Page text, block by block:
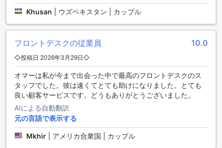
ます。さらに、共用キッチンも完備されているため、長期滞
在のゲストは自分の好みに合わせた料理を作ることも可能で
す。
ザ・ホテル・ベヤズサライ・オールドシティの魅力的な客室
のご紹介
イスタンブールの中心に位置するザ・ホテル・ベヤズサラ
イ・オールドシティでは、多彩な客室が用意されており、ど
の旅行者にも最適な選択肢が揃っています。シングルルーム
は14平方メートルの広さで、快適なダブルベッドが配置され
ており、一人旅のお客様にぴったりです。ダブルルームは17
平方メートルで、2つのシングルベッドまたは1つのダブルベ
ッドを選べるため、友人やカップルでの滞在にも理想的で
す。さらに、トリプルルームは27平方メートルの広さを誇
Khusan ウズベキスタン | カップル
フロントデスクの従業員 10.0
◇投稿日 2026年3月29日◇
オマーは私が今まで出会った中で最高のフロントデスクのス
タッフでした。彼は速くてとても助けになりました。とても
良い顧客サービスです。どうもありがとうございました。
AIによる自動翻訳
元の言語で表示する
Mkhir アメリカ合衆国 | カップル